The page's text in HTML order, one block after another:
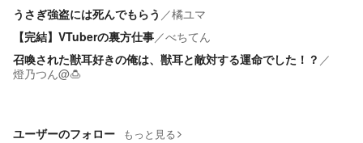
うさぎ強盗には死んでもらう ／橘ユマ
【完結】VTuberの裏方仕事／べちてん
召喚された獣耳好きの俺は、獣耳と敵対する運命でした！？ ／
燈乃つん@🍮
ユーザーのフォロー もっと見る